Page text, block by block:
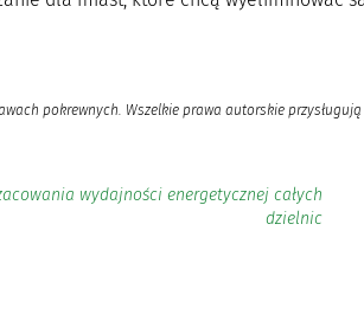
pokrewnych. Wszelkie prawa autorskie
wydajności energetycznej całych
dzielnic